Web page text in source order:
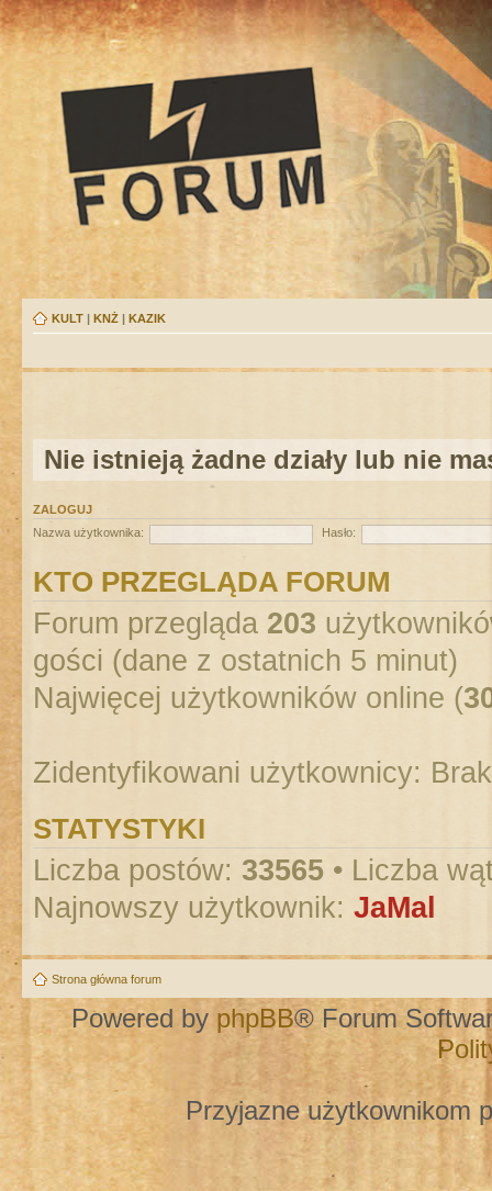
KULT | KNŻ | KAZIK
Nie istnieją żadne działy lub nie
ZALOGUJ
Nazwa użytkownika:
Hasło:
KTO PRZEGLĄDA FORUM
Forum przegląda 203
gości (dane z ostatnich 5 minut)
Najwięcej użytkowników online (
Zidentyfikowani użytkownicy:
STATYSTYKI
Liczba postów: 33565 • Liczba
Najnowszy użytkownik: JaMal
Strona główna forum
Powered by phpBB® Forum
Przyjazne użytkownikom